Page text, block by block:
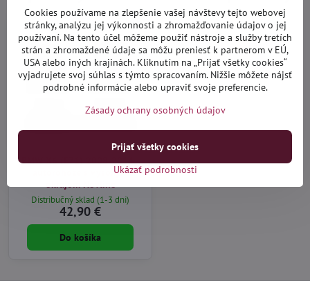
BMW X6 (E71) 2008-2014 -
autorohože s vysokým
okrajom Novline
Distribučný sklad (1-3 dni)
42,90 €
Do košíka
Cookies používame na zlepšenie vašej návštevy tejto webovej
stránky, analýzu jej výkonnosti a zhromažďovanie údajov o jej
používaní. Na tento účel môžeme použiť nástroje a služby tretích
strán a zhromaždené údaje sa môžu preniesť k partnerom v EÚ,
USA alebo iných krajinách. Kliknutím na „Prijať všetky cookies“
vyjadrujete svoj súhlas s týmto spracovaním. Nižšie môžete nájsť
podrobné informácie alebo upraviť svoje preferencie.
Zásady ochrany osobných údajov
Ukázať podrobnosti
Prijať všetky cookies